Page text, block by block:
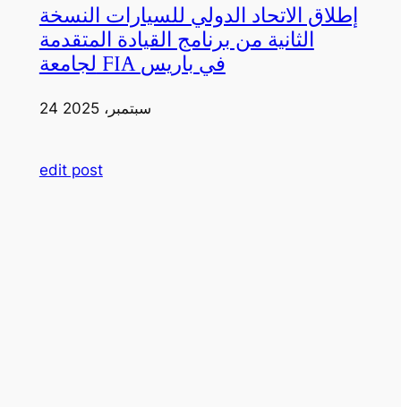
إطلاق الاتحاد الدولي للسيارات النسخة
الثانية من برنامج القيادة المتقدمة
لجامعة FIA في باريس
24 سبتمبر، 2025
edit post